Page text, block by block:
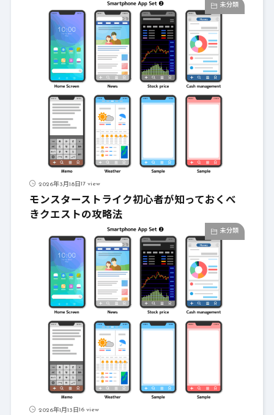
未分類
2026年3月18日17 view
モンスターストライク初心者が知っておくべ
きクエストの攻略法
未分類
2026年1月13日16 view